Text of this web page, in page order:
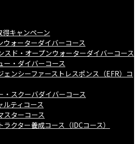
キャンペーン
ウォーターダイバーコース
スド・オープンウォーターダイバーコース
ー・ダイバーコース
ェンシーファーストレスポンス（EFR）コ
・スクーバダイバーコース
ルティコース
スターコース
ラクター養成コース（IDCコース）